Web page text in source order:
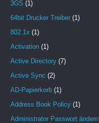
3GS (1)
64bit Drucker Treiber (1)
802.1x (1)
Activation (1)
Active Directory (7)
Active Sync (2)
AD-Papierkorb (1)
Address Book Policy (1)
Administrator Passwort ändern